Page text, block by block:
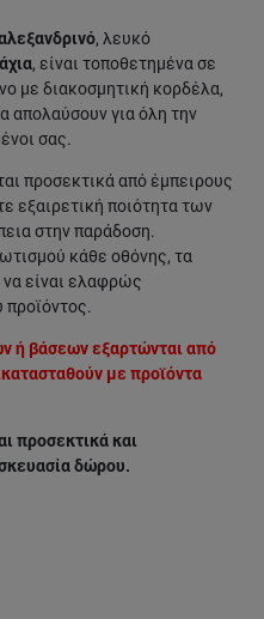
, λευκό
, είναι τοποθετημένα σε
με διακοσμητική κορδέλα,
απολαύσουν για όλη την
σας.
προσεκτικά από έμπειρους
εξαιρετική ποιότητα των
στην παράδοση.
κάθε οθόνης, τα
είναι ελαφρώς
προϊόντος.
ή βάσεων εξαρτώνται από
με προϊόντα
προσεκτικά και
δώρου.